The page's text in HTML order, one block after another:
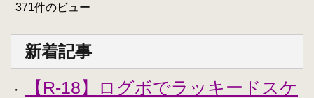
371件のビュー
新着記事
・
【R-18】ログボでラッキードスケ